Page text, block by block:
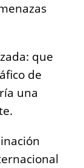
que
de
una